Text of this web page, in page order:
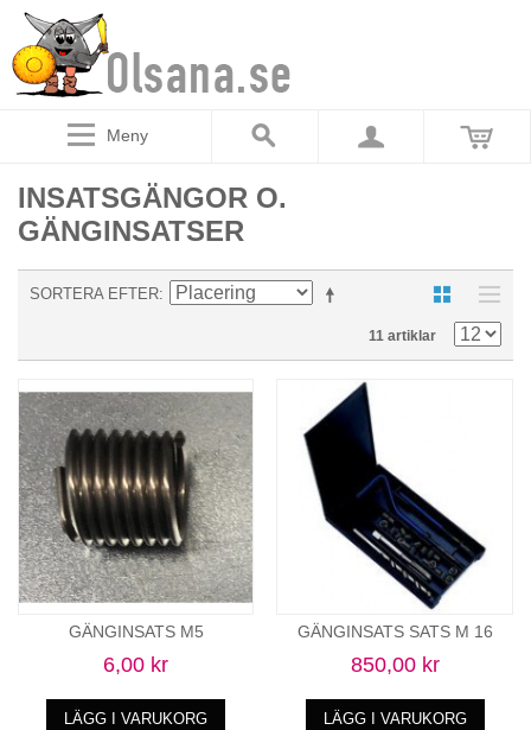
Meny
INSATSGÄNGOR O.
GÄNGINSATSER
SORTERA EFTER
11 artiklar
GÄNGINSATS M5
6,00 kr
LÄGG I VARUKORG
GÄNGINSATS SATS M 16
850,00 kr
LÄGG I VARUKORG